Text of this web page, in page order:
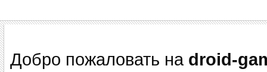
Добро пожаловать на droid-